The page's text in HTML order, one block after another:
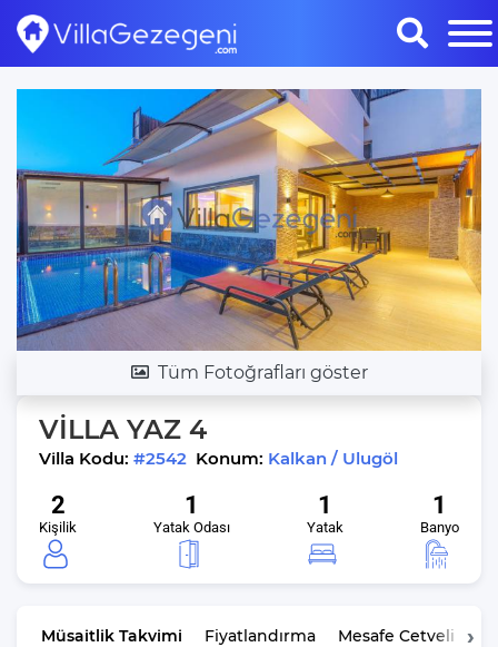
Tüm Fotoğrafları göster
VİLLA YAZ 4
Villa Kodu: #2542 Konum: Kalkan / Ulugöl
2
Kişilik
1
Yatak Odası
1
Yatak
1
Banyo
Müsaitlik Takvimi Fiyatlandırma Mesafe Cetveli